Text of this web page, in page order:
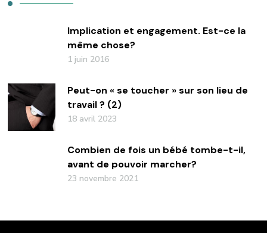
Implication et engagement. Est-ce la
même chose?
1 juin 2016
Peut-on « se toucher » sur son lieu de
travail ? (2)
18 avril 2023
Combien de fois un bébé tombe-t-il,
avant de pouvoir marcher?
23 novembre 2021